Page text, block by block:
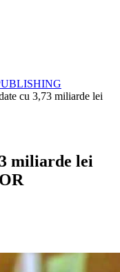
cu 3,73 miliarde lei
miliarde lei